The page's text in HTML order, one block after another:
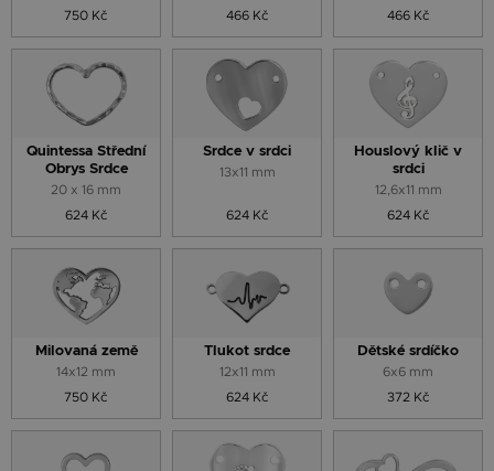
750 Kč 466 Kč
466 Kč
Quintessa Střední
Obrys Srdce
20 x 16 mm
624 Kč
Srdce v srdci
13x11 mm
624 Kč
Houslový klič v
srdci
12,6x11 mm
624 Kč
Milovaná země
14x12 mm
750 Kč
Tlukot srdce
12x11 mm
624 Kč
Dětské srdíčko
6x6 mm
372 Kč